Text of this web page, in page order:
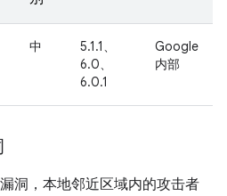
中
5.1.1、
6.0、
6.0.1
Google
内部
洞，本地邻近区域内的攻击者